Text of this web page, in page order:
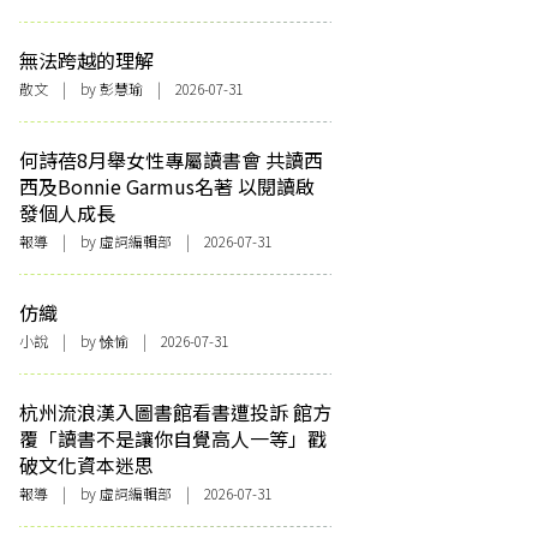
無法跨越的理解
散文 | by 彭慧瑜 | 2026-07-31
何詩蓓8月舉女性專屬讀書會 共讀西
西及Bonnie Garmus名著 以閱讀啟
發個人成長
報導 | by 虛詞編輯部 | 2026-07-31
仿織
小說 | by 悇愉 | 2026-07-31
杭州流浪漢入圖書館看書遭投訴 館方
覆「讀書不是讓你自覺高人一等」戳
破文化資本迷思
報導 | by 虛詞編輯部 | 2026-07-31